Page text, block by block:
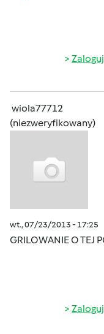
Zaloguj
wiola77712
(niezweryfikowany)
wt., 07/23/2013 - 17:25
GRILOWANIE O TEJ
Zaloguj